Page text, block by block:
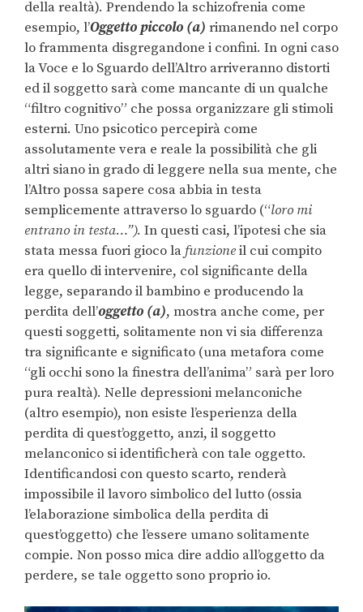
della realtà). Prendendo la schizofrenia come
esempio, l’Oggetto piccolo (a) rimanendo nel corpo
lo frammenta disgregandone i confini. In ogni caso
la Voce e lo Sguardo dell’Altro arriveranno distorti
ed il soggetto sarà come mancante di un qualche
“filtro cognitivo” che possa organizzare gli stimoli
esterni. Uno psicotico percepirà come
assolutamente vera e reale la possibilità che gli
altri siano in grado di leggere nella sua mente, che
l’Altro possa sapere cosa abbia in testa
semplicemente attraverso lo sguardo (“loro mi
entrano in testa…”). In questi casi, l’ipotesi che sia
stata messa fuori gioco la funzioneil cui compito
era quello di intervenire, col significante della
legge, separando il bambino e producendo la
perdita dell’oggetto (a), mostra anche come, per
questi soggetti, solitamente non vi sia differenza
tra significante e significato (una metafora come
“gli occhi sono la finestra dell’anima” sarà per loro
pura realtà). Nelle depressioni melanconiche
(altro esempio), non esiste l’esperienza della
perdita di quest’oggetto, anzi, il soggetto
melanconico si identificherà con tale oggetto.
Identificandosi con questo scarto, renderà
impossibile il lavoro simbolico del lutto (ossia
l’elaborazione simbolica della perdita di
quest’oggetto) che l’essere umano solitamente
compie. Non posso mica dire addio all’oggetto da
perdere, se tale oggetto sono proprio io.